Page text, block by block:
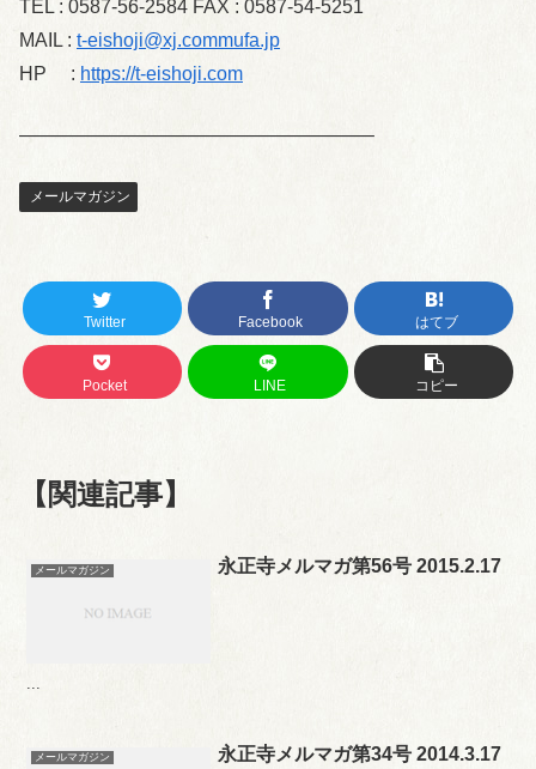
TEL : 0587-56-2584 FAX : 0587-54-5251
MAIL : t-eishoji@xj.commufa.jp
HP : https://t-eishoji.com
——————————————————–
メールマガジン
Twitter Facebook はてブ
Pocket LINE コピー
【関連記事】
メールマガジン 永正寺メルマガ第56号 2015.2.17
メールマガジン 永正寺メルマガ第34号 2014.3.17